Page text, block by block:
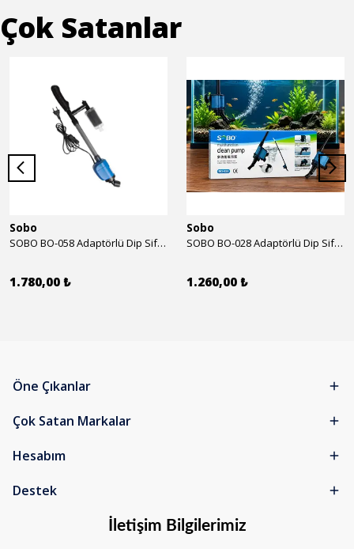
Çok Satanlar
Sobo
SOBO BO-058 Adaptörlü Dip Sifonu 2000 Lth 32 W
1.780,00 ₺
Sobo
SOBO BO-028 Adaptörlü Dip Sifonu 1700 Lth 28 W
1.260,00 ₺
Öne Çıkanlar
Çok Satan Markalar
Hesabım
Destek
İletişim Bilgilerimiz